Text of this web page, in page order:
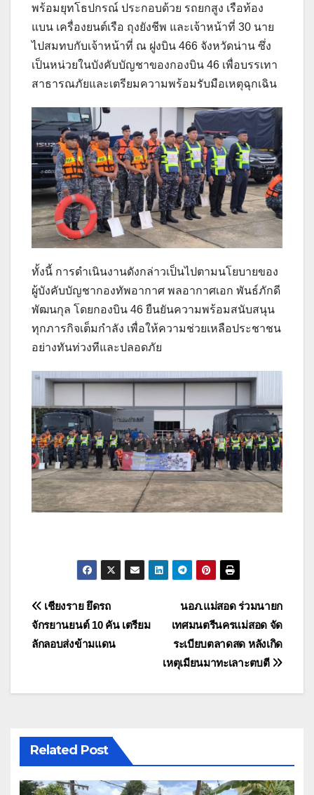
พร้อมยุทโธปกรณ์ ประกอบด้วย รถยกสูง เรือท้อง
แบน เครื่องยนต์เรือ ถุงยังชีพ และเจ้าหน้าที่ 30 นาย
ไปสมทบกับเจ้าหน้าที่ ณ ฝูงบิน 466 จังหวัดน่าน ซึ่ง
เป็นหน่วยในบังคับบัญชาของกองบิน 46 เพื่อบรรเทา
สาธารณภัยและเตรียมความพร้อมรับมือเหตุฉุกเฉิน
ทั้งนี้ การดำเนินงานดังกล่าวเป็นไปตามนโยบายของ
ผู้บังคับบัญชากองทัพอากาศ พลอากาศเอก พันธ์ภักดี
พัฒนกุล โดยกองบิน 46 ยืนยันความพร้อมสนับสนุน
ทุกภารกิจเต็มกำลัง เพื่อให้ความช่วยเหลือประชาชน
อย่างทันท่วงทีและปลอดภัย
แนะแนว
เรื่อง
นอภ.แม่สอด ร่วมนายก
เทศมนตรีนครแม่สอด จัด
ระเบียบตลาดสด หลังเกิด
เหตุเมียนมาทะเลาะตบตี
เชียงราย ยึดรถ
จักรยานยนต์ 10 คัน เตรียม
ลักลอบส่งข้ามแดน
Related Post